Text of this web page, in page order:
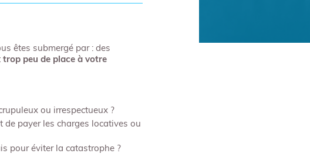
êtes submergé par : des
trop peu de place à votre
ou irrespectueux ?
de payer les charges locatives ou
pour éviter la catastrophe ?